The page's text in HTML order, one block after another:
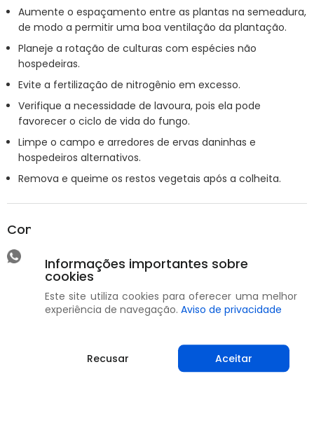
Aumente o espaçamento entre as plantas na semeadura,
de modo a permitir uma boa ventilação da plantação.
Planeje a rotação de culturas com espécies não
hospedeiras.
Evite a fertilização de nitrogênio em excesso.
Verifique a necessidade de lavoura, pois ela pode
favorecer o ciclo de vida do fungo.
Limpe o campo e arredores de ervas daninhas e
hospedeiros alternativos.
Remova e queime os restos vegetais após a colheita.
Compartilhar
Informações importantes sobre
cookies
Este site utiliza cookies para oferecer uma melhor
experiência de navegação. Aviso de privacidade
Recusar Aceitar